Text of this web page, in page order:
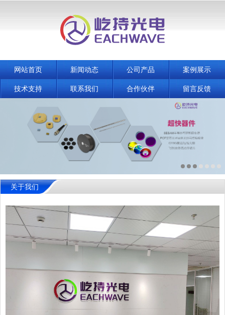
网站首页 新闻动态 公司产品 案例展示
技术支持 联系我们 合作伙伴 留言反馈
关于我们